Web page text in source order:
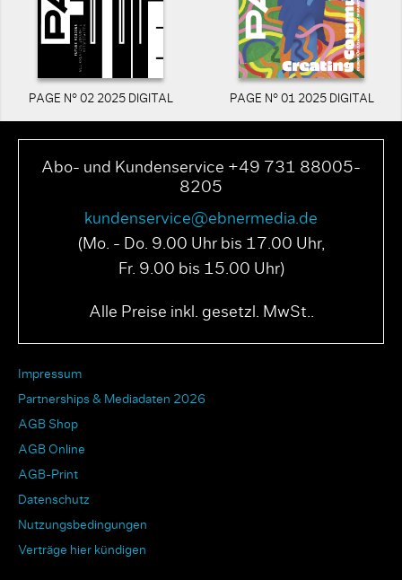
PAGE N° 02 2025 DIGITAL PAGE N° 01 2025 DIGITAL
Abo- und Kundenservice +49 731 88005-
8205
kundenservice@ebnermedia.de
(Mo. - Do. 9.00 Uhr bis 17.00 Uhr,
Fr. 9.00 bis 15.00 Uhr)
Alle Preise inkl. gesetzl. MwSt..
Impressum
Partnerships & Mediadaten 2026
AGB Shop
AGB Online
AGB-Print
Datenschutz
Nutzungsbedingungen
Verträge hier kündigen